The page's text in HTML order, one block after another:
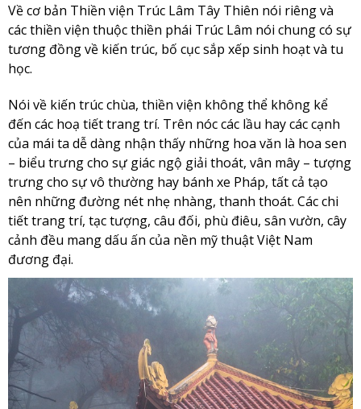
Về cơ bản Thiền viện Trúc Lâm Tây Thiên nói riêng và
các thiền viện thuộc thiền phái Trúc Lâm nói chung có sự
tương đồng về kiến trúc, bố cục sắp xếp sinh hoạt và tu
học.
Nói về kiến trúc chùa, thiền viện không thể không kể
đến các hoạ tiết trang trí. Trên nóc các lầu hay các cạnh
của mái ta dễ dàng nhận thấy những hoa văn là hoa sen
– biểu trưng cho sự giác ngộ giải thoát, vân mây – tượng
trưng cho sự vô thường hay bánh xe Pháp, tất cả tạo
nên những đường nét nhẹ nhàng, thanh thoát. Các chi
tiết trang trí, tạc tượng, câu đối, phù điêu, sân vườn, cây
cảnh đều mang dấu ấn của nền mỹ thuật Việt Nam
đương đại.